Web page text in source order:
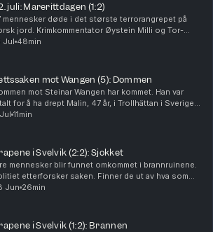
juli: Marerittdagen (1:2)
mennesker døde i det største terrorangrepet på
jord. Krimkommentator Øystein Milli og Tor-
Thømt Ruud går gjennom terrorhandlingene den
Jul 48min
mot Wangen (5): Dommen
mot Steinar Wangen har kommet. Han var
for å ha drept Malin, 47 år, i Trollhättan i Sverige i
2024. Det store spørsmålet i rettssaken
11min
i Svelvik (2:2): Sjokket
mennesker blir funnet omkommet i brannruinene.
etterforsker saken. Finner de ut av hva som
skjedd? Og hvorfor? Ansvarlig redaktør Gard
Jun 26min
i Svelvik (1:2): Brannen